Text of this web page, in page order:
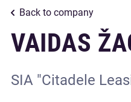
Back to company
VAIDAS
SIA "Citadele